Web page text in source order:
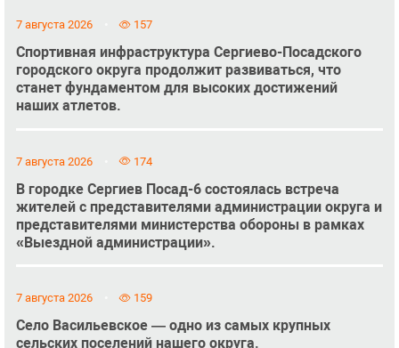
7 августа 2026 157
Спортивная инфраструктура Сергиево-Посадского
городского округа продолжит развиваться, что
станет фундаментом для высоких достижений
наших атлетов.
7 августа 2026 174
В городке Сергиев Посад-6 состоялась встреча
жителей с представителями администрации округа и
представителями министерства обороны в рамках
«Выездной администрации».
7 августа 2026 159
Село Васильевское — одно из самых крупных
сельских поселений нашего округа.